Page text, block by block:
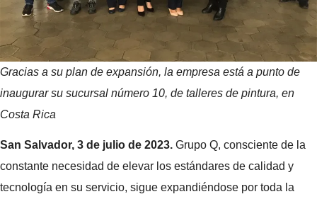
Gracias a su plan de expansión, la empresa está a punto de
inaugurar su sucursal número 10, de talleres de pintura, en
Costa Rica
San Salvador, 3 de julio de 2023. Grupo Q, consciente de la
constante necesidad de elevar los estándares de calidad y
tecnología en su servicio, sigue expandiéndose por toda la